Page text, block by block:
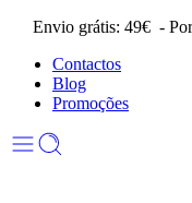
Envio grátis: 49€ -
Contactos
Blog
Promoções